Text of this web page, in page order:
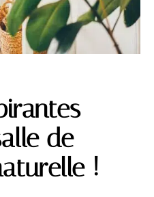
de
!